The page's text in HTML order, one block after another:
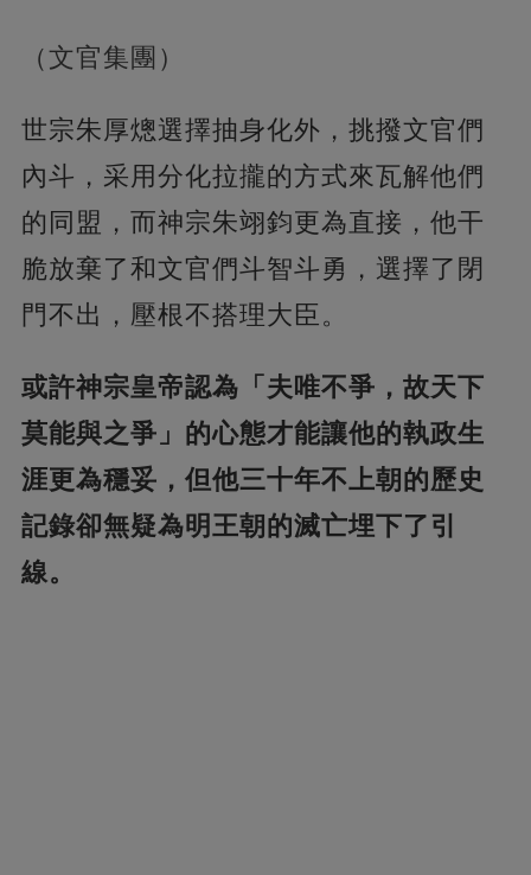
（文官集團）
世宗朱厚熜選擇抽身化外，挑撥文官們
內斗，采用分化拉攏的方式來瓦解他們
的同盟，而神宗朱翊鈞更為直接，他干
脆放棄了和文官們斗智斗勇，選擇了閉
門不出，壓根不搭理大臣。
或許神宗皇帝認為「夫唯不爭，故天下
莫能與之爭」的心態才能讓他的執政生
涯更為穩妥，但他三十年不上朝的歷史
記錄卻無疑為明王朝的滅亡埋下了引
線。